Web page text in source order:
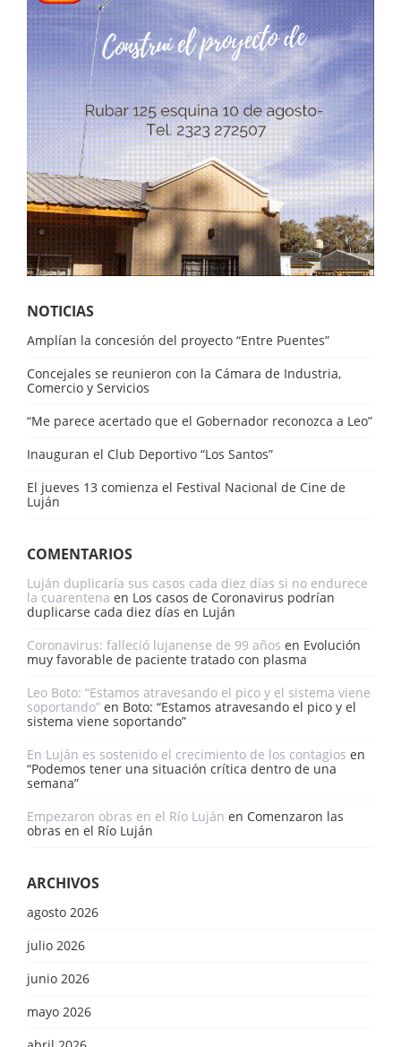
NOTICIAS
Amplían la concesión del proyecto “Entre Puentes”
Concejales se reunieron con la Cámara de Industria,
Comercio y Servicios
“Me parece acertado que el Gobernador reconozca a Leo”
Inauguran el Club Deportivo “Los Santos”
El jueves 13 comienza el Festival Nacional de Cine de
Luján
COMENTARIOS
Luján duplicaría sus casos cada diez días si no endurece
la cuarentena en Los casos de Coronavirus podrían
duplicarse cada diez días en Luján
Coronavirus: falleció lujanense de 99 años en Evolución
muy favorable de paciente tratado con plasma
Leo Boto: “Estamos atravesando el pico y el sistema viene
soportando” en Boto: “Estamos atravesando el pico y el
sistema viene soportando”
En Luján es sostenido el crecimiento de los contagios en
“Podemos tener una situación crítica dentro de una
semana”
Empezaron obras en el Río Luján en Comenzaron las
obras en el Río Luján
ARCHIVOS
agosto 2026
julio 2026
junio 2026
mayo 2026